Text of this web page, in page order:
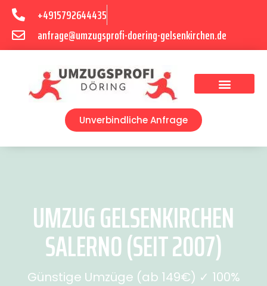
+4915792644435
anfrage@umzugsprofi-doering-gelsenkirchen.de
Unverbindliche Anfrage
UMZUG GELSENKIRCHEN
SALERNO (SEIT 2007)
Günstige Umzüge (ab 149€) ✓ 100%